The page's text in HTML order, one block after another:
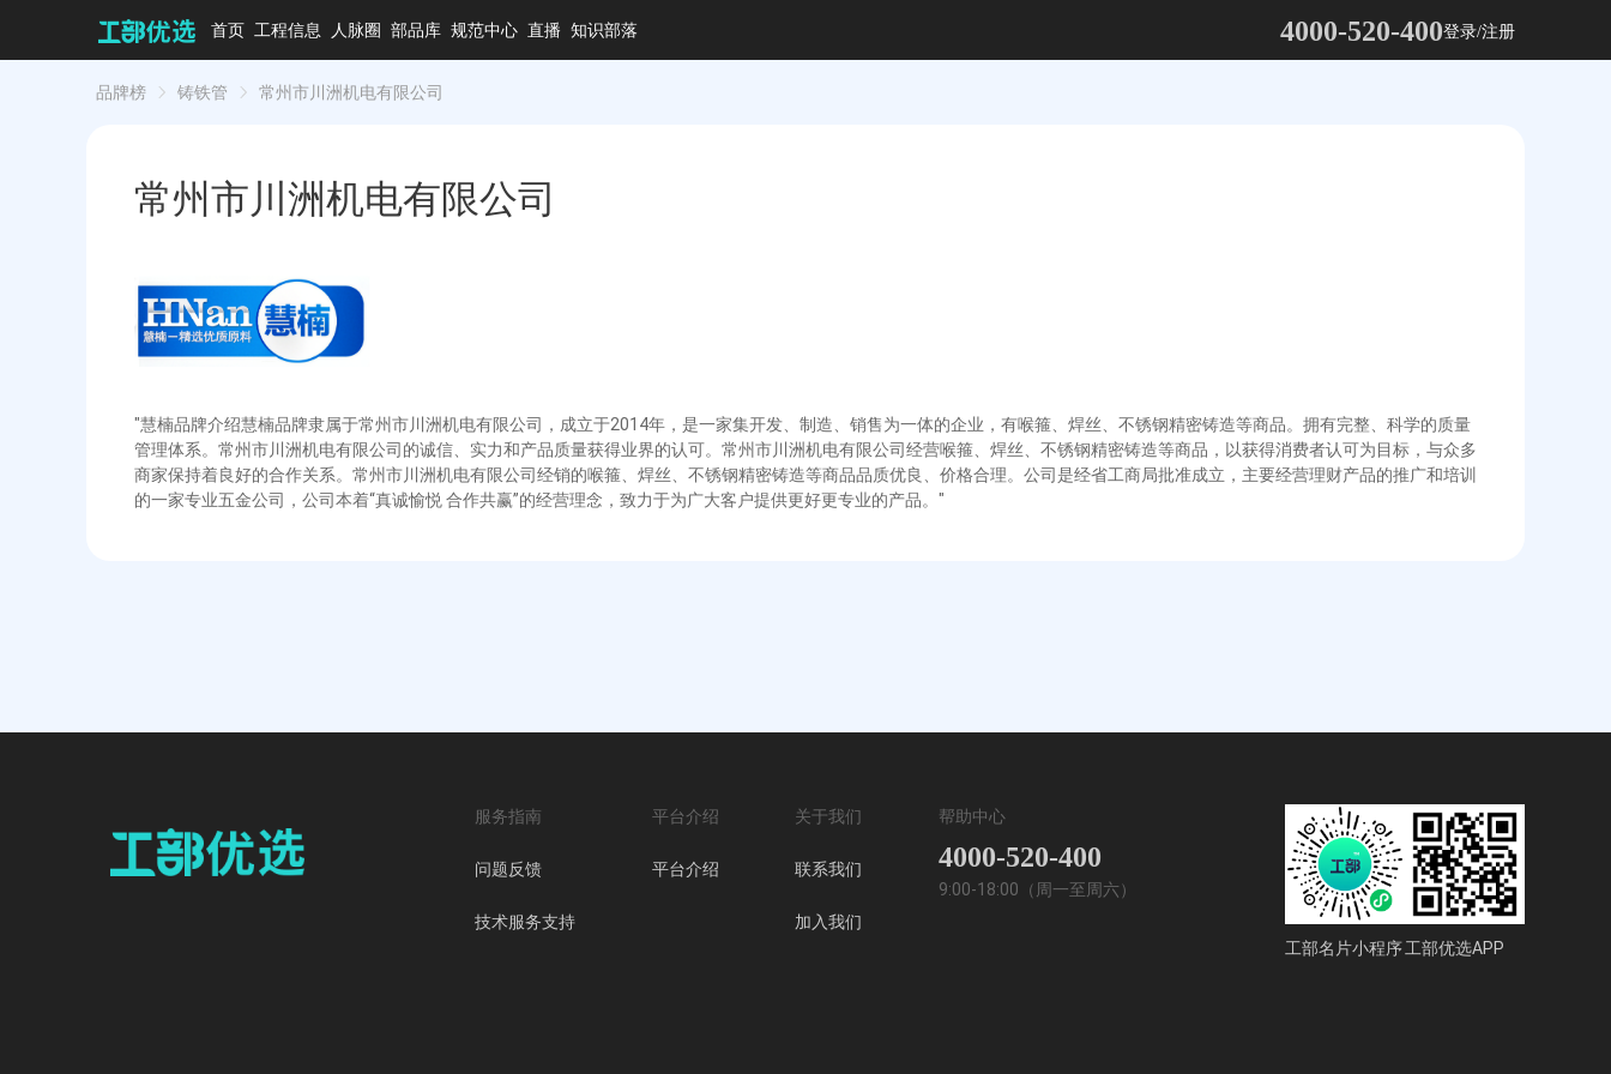
首页 工程信息 人脉圈 部品库 规范中心 直播 知识部落 4000-520-400登录/注册
品牌榜 铸铁管 常州市川洲机电有限公司
常州市川洲机电有限公司
"慧楠品牌介绍慧楠品牌隶属于常州市川洲机电有限公司，成立于2014年，是一家集开发、制造、销售为一体的企业，有喉箍、焊丝、不锈钢精密铸造等商品。拥有完整、科学的质量
管理体系。常州市川洲机电有限公司的诚信、实力和产品质量获得业界的认可。常州市川洲机电有限公司经营喉箍、焊丝、不锈钢精密铸造等商品，以获得消费者认可为目标，与众多
商家保持着良好的合作关系。常州市川洲机电有限公司经销的喉箍、焊丝、不锈钢精密铸造等商品品质优良、价格合理。公司是经省工商局批准成立，主要经营理财产品的推广和培训
的一家专业五金公司，公司本着“真诚愉悦 合作共赢”的经营理念，致力于为广大客户提供更好更专业的产品。"
服务指南
问题反馈
技术服务支持
平台介绍
平台介绍
关于我们
联系我们
加入我们
帮助中心
4000-520-400
9:00-18:00（周一至周六）
工部名片小程序工部优选APP